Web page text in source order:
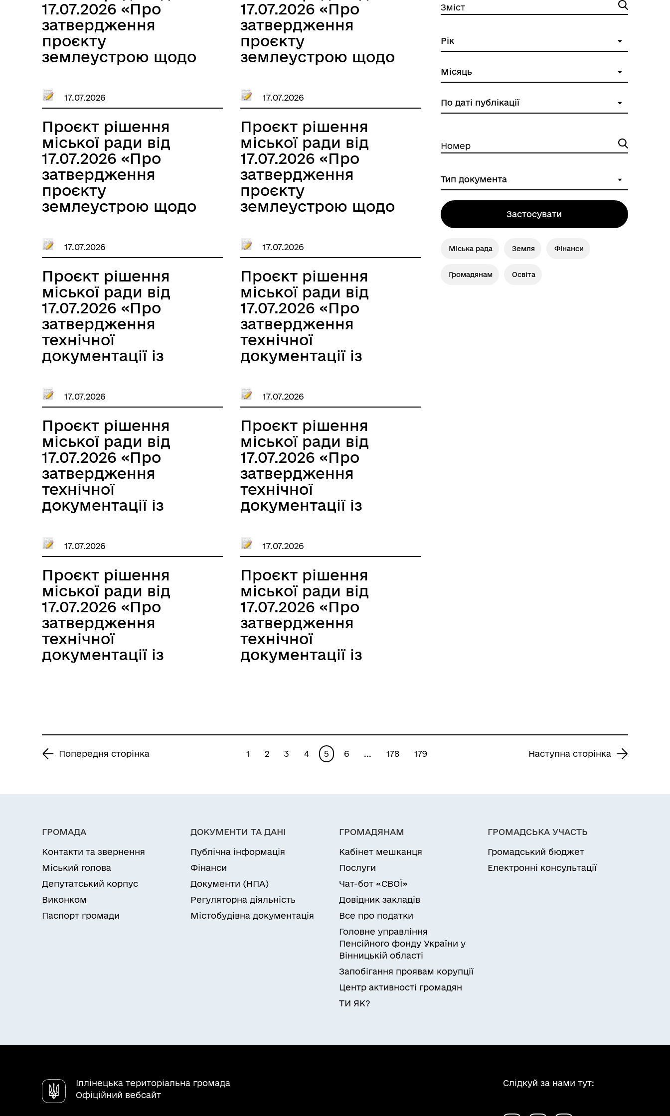
17.07.2026 «Про
затвердження
проєкту
землеустрою щодо
земельної ділянки в
оренду Загородній
Анастасії
Олександрівні»
17.07.2026 «Про
затвердження
проєкту
землеустрою щодо
земельної ділянки в
оренду Гончаровій
Наталії Леонідівні»
17.07.2026
Проєкт рішення
міської ради від
17.07.2026 «Про
затвердження
проєкту
землеустрою щодо
земельних ділянок в
оренду Годованюку
Валерію
Михайловичу»
17.07.2026
Проєкт рішення
міської ради від
17.07.2026 «Про
затвердження
проєкту
землеустрою щодо
земельних ділянок в
оренду Годованюк
Тетяні Михайлівні»
17.07.2026
Проєкт рішення
міської ради від
17.07.2026 «Про
затвердження
технічної
документації із
встановлення
(відновлення) меж
земельної ділянки в
натурі (на
місцевості) та
безоплатну
передачу у
власність земельної
ділянки Петраш
17.07.2026
Проєкт рішення
міської ради від
17.07.2026 «Про
затвердження
технічної
документації із
встановлення
(відновлення) меж
земельної ділянки в
натурі (на
місцевості) та
безоплатну
передачу у
власність земельної
ділянки Павловій
17.07.2026
Проєкт рішення
міської ради від
17.07.2026 «Про
затвердження
технічної
документації із
встановлення
(відновлення) меж
земельної ділянки в
натурі (на
місцевості) та
безоплатну
передачу у
власність земельної
ділянки Трофімовій
17.07.2026
Проєкт рішення
міської ради від
17.07.2026 «Про
затвердження
технічної
документації із
встановлення
(відновлення) меж
земельної ділянки в
натурі (на
місцевості) та
безоплатну
передачу у
власність земельної
ділянки Брижаку
17.07.2026
Проєкт рішення
міської ради від
17.07.2026 «Про
затвердження
технічної
документації із
натурі (на
місцевості) та
власність земельної
Марії Михайлівні»
17.07.2026
Проєкт рішення
міської ради від
17.07.2026 «Про
затвердження
технічної
документації із
натурі (на
місцевості) та
безоплатну
власність земельної
Сергію
Васильовичу»
Зміст
Номер
Застосувати
Міська рада Земля Фінанси
Громадянам Освіта
Попередня сторінка 1 2 3 4 5 6 ... 178 179 Наступна сторінка
ГРОМАДА
Контакти та звернення
Міський голова
Депутатський корпус
Виконком
Паспорт громади
ДОКУМЕНТИ ТА ДАНІ
Публічна інформація
Фінанси
Документи (НПА)
Регуляторна діяльність
Містобудівна документація
ГРОМАДЯНАМ
Кабінет мешканця
Послуги
Чат-бот «СВОЇ»
Довідник закладів
Все про податки
Головне управління
Пенсійного фонду України у
Вінницькій області
Запобігання проявам корупції
Центр активності громадян
ТИ ЯК?
ГРОМАДСЬКА УЧАСТЬ
Громадський бюджет
Електронні консультації
Іллінецька територіальна громада
Офіційний вебсайт
Слідкуй за нами тут: